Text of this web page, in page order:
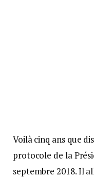
Voilà cinq ans que
protocole de la
septembre 2018. Il